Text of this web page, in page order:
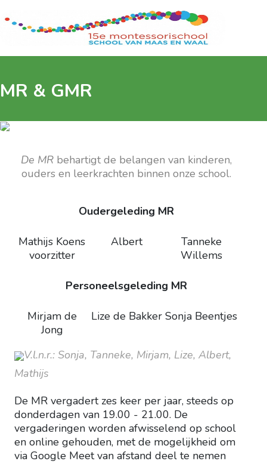
MR & GMR
De MR behartigt de belangen van kinderen,
ouders en leerkrachten binnen onze school.
Oudergeleding MR
Mathijs Koens
voorzitter
Albert
Tanneke
Willems
Personeelsgeleding MR
Mirjam de
Jong
Lize de Bakker Sonja Beentjes
V.l.n.r.: Sonja, Tanneke, Mirjam, Lize, Albert,
Mathijs
De MR vergadert zes keer per jaar, steeds op
donderdagen van 19.00 - 21.00. De
vergaderingen worden afwisselend op school
en online gehouden, met de mogelijkheid om
via Google Meet van afstand deel te nemen